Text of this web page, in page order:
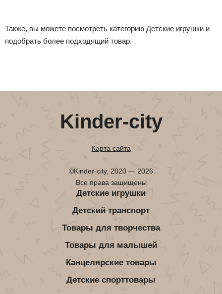
Также, вы можете посмотреть категорию Детские игрушки и
подобрать более подходящий товар.
Kinder-city
Карта сайта
©Kinder-city, 2020 — 2026
Все права защищены
Детские игрушки
Детский транспорт
Товары для творчества
Товары для малышей
Канцелярские товары
Детские спорттовары